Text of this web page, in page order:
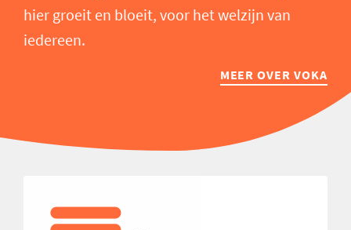
hier groeit en bloeit, voor het welzijn van
iedereen.
MEER OVER VOKA